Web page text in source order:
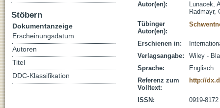
Autor(en):
Lunacek,
Radmayr,
Tübinger
Autor(en):
Erschienen in:
Verlagsangabe:
Wiley -
Sprache:
Englisch
Referenz zum
Volltext:
http://
ISSN:
0919-8172
Stöbern
Dokumentanzeige
Erscheinungsdatum
Autoren
Titel
DDC-Klassifikation